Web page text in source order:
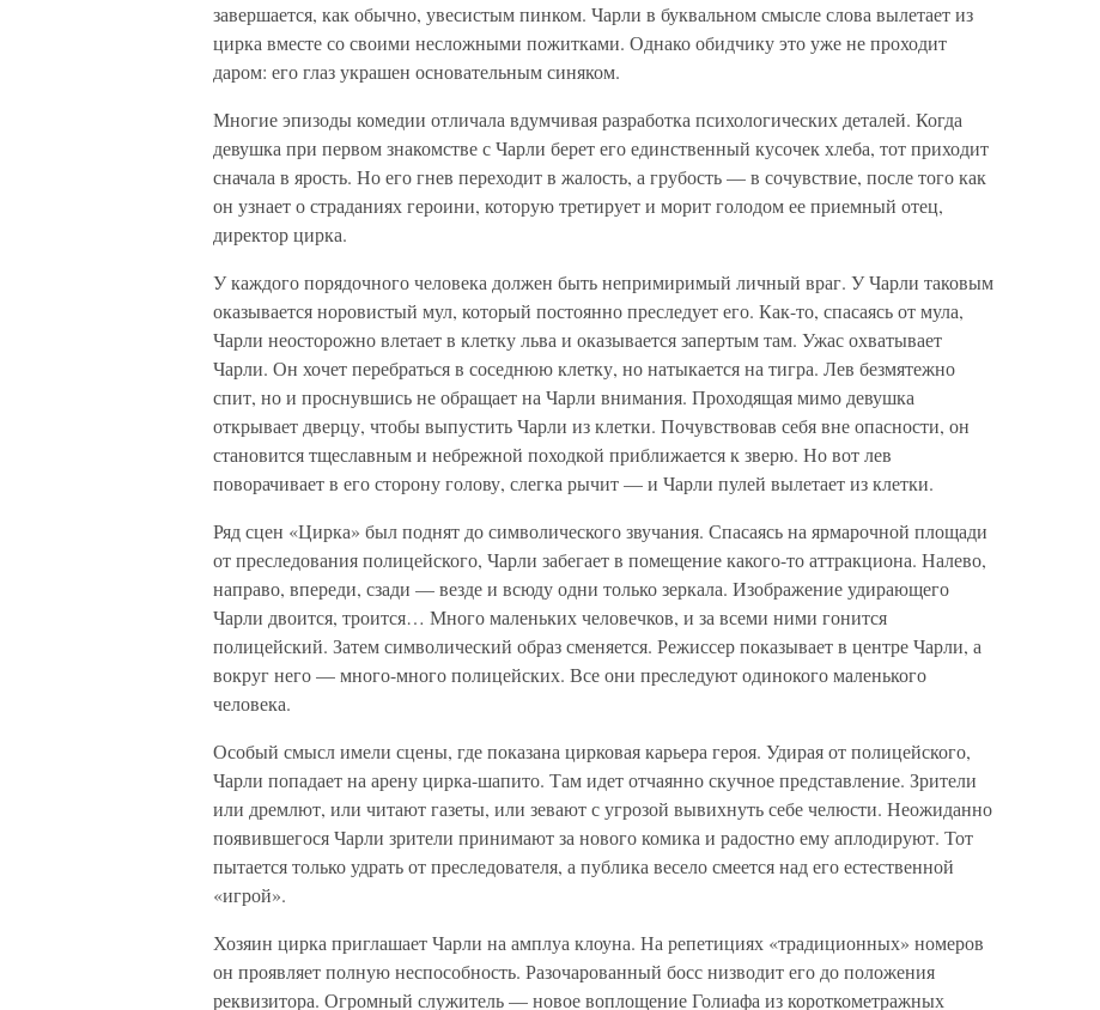
завершается, как обычно, увесистым пинком. Чарли в буквальном смысле слова вылетает из
цирка вместе со своими несложными пожитками. Однако обидчику это уже не проходит
даром: его глаз украшен основательным синяком.
Многие эпизоды комедии отличала вдумчивая разработка психологических деталей. Когда
девушка при первом знакомстве с Чарли берет его единственный кусочек хлеба, тот приходит
сначала в ярость. Но его гнев переходит в жалость, а грубость — в сочувствие, после того как
он узнает о страданиях героини, которую третирует и морит голодом ее приемный отец,
директор цирка.
У каждого порядочного человека должен быть непримиримый личный враг. У Чарли таковым
оказывается норовистый мул, который постоянно преследует его. Как-то, спасаясь от мула,
Чарли неосторожно влетает в клетку льва и оказывается запертым там. Ужас охватывает
Чарли. Он хочет перебраться в соседнюю клетку, но натыкается на тигра. Лев безмятежно
спит, но и проснувшись не обращает на Чарли внимания. Проходящая мимо девушка
открывает дверцу, чтобы выпустить Чарли из клетки. Почувствовав себя вне опасности, он
становится тщеславным и небрежной походкой приближается к зверю. Но вот лев
поворачивает в его сторону голову, слегка рычит — и Чарли пулей вылетает из клетки.
Ряд сцен «Цирка» был поднят до символического звучания. Спасаясь на ярмарочной площади
от преследования полицейского, Чарли забегает в помещение какого-то аттракциона. Налево,
направо, впереди, сзади — везде и всюду одни только зеркала. Изображение удирающего
Чарли двоится, троится… Много маленьких человечков, и за всеми ними гонится
полицейский. Затем символический образ сменяется. Режиссер показывает в центре Чарли, а
вокруг него — много-много полицейских. Все они преследуют одинокого маленького
человека.
Особый смысл имели сцены, где показана цирковая карьера героя. Удирая от полицейского,
Чарли попадает на арену цирка-шапито. Там идет отчаянно скучное представление. Зрители
или дремлют, или читают газеты, или зевают с угрозой вывихнуть себе челюсти. Неожиданно
появившегося Чарли зрители принимают за нового комика и радостно ему аплодируют. Тот
пытается только удрать от преследователя, а публика весело смеется над его естественной
«игрой».
Хозяин цирка приглашает Чарли на амплуа клоуна. На репетициях «традиционных» номеров
он проявляет полную неспособность. Разочарованный босс низводит его до положения
реквизитора. Огромный служитель — новое воплощение Голиафа из короткометражных